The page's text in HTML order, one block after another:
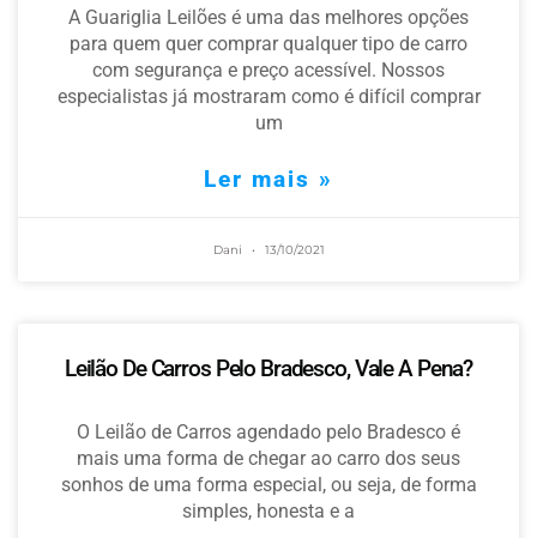
A Guariglia Leilões é uma das melhores opções
para quem quer comprar qualquer tipo de carro
com segurança e preço acessível. Nossos
especialistas já mostraram como é difícil comprar
um
Ler mais »
Dani 13/10/2021
Leilão De Carros Pelo Bradesco, Vale A Pena?
O Leilão de Carros agendado pelo Bradesco é
mais uma forma de chegar ao carro dos seus
sonhos de uma forma especial, ou seja, de forma
simples, honesta e a